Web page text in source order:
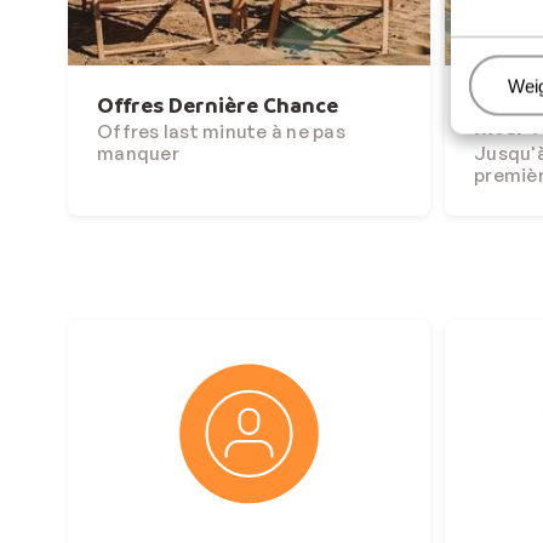
Offres Dernière Chance
Offres last minute à ne pas
manquer
Et si
hiver ?